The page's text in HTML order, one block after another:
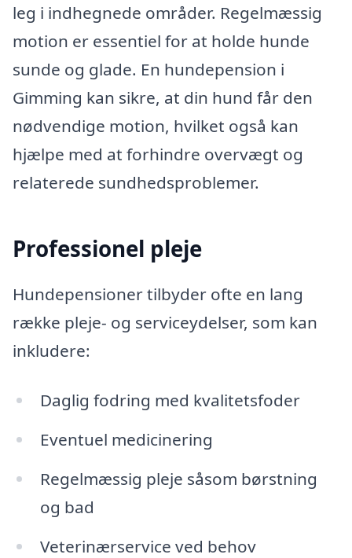
leg i indhegnede områder. Regelmæssig
motion er essentiel for at holde hunde
sunde og glade. En hundepension i
Gimming kan sikre, at din hund får den
nødvendige motion, hvilket også kan
hjælpe med at forhindre overvægt og
relaterede sundhedsproblemer.
Professionel pleje
Hundepensioner tilbyder ofte en lang
række pleje- og serviceydelser, som kan
inkludere:
Daglig fodring med kvalitetsfoder
Eventuel medicinering
Regelmæssig pleje såsom børstning
og bad
Veterinærservice ved behov